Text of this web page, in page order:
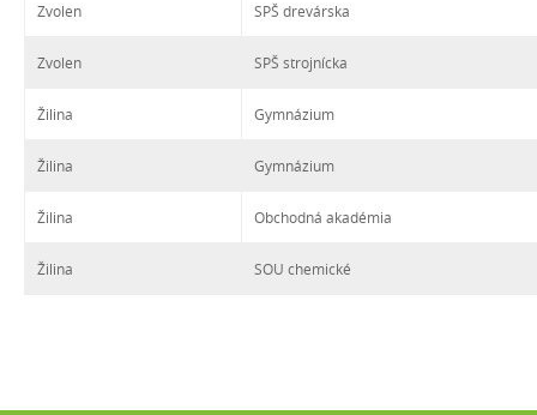
Zvolen SPŠ drevárska
Zvolen SPŠ strojnícka
Žilina Gymnázium
Žilina Gymnázium
Žilina Obchodná akadémia
Žilina SOU chemické